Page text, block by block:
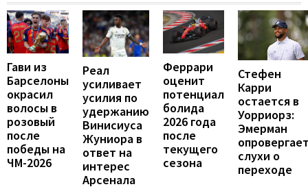
Гави из
Барселоны
окрасил
волосы в
розовый
после
победы на
ЧМ-2026
Реал
усиливает
усилия по
удержанию
Винисиуса
Жуниора в
ответ на
интерес
Арсенала
Феррари
оценит
потенциал
болида
2026 года
после
текущего
сезона
Стефен
Карри
остается в
Уорриорз:
Эмерман
слухи о
переходе